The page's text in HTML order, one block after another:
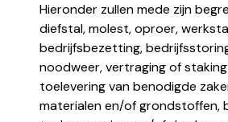
Hieronder zullen mede zijn
diefstal, molest, oproer,
bedrijfsbezetting,
noodweer, vertraging of
toelevering van benodigde
materialen en/of grondstoffen,